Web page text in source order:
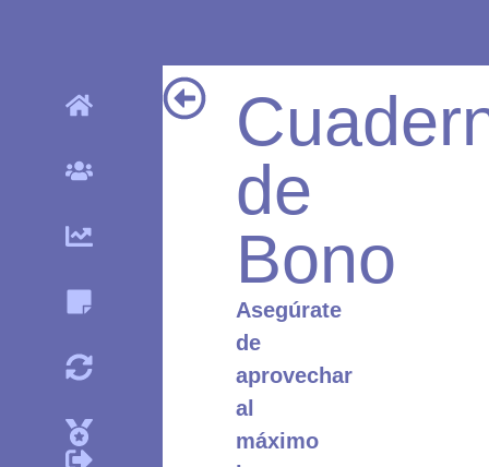
de
Bono
Asegúrate
de
aprovechar
al
máximo